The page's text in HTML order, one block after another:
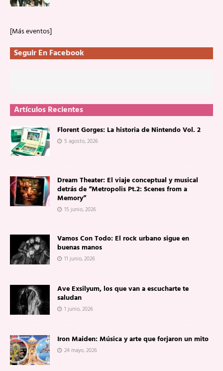
[Más eventos]
Seguir En Facebook
Artículos Recientes
Florent Gorges: La historia de Nintendo Vol. 2
5 agosto, 2026
Dream Theater: El viaje conceptual y musical
detrás de “Metropolis Pt.2: Scenes from a
Memory”
15 junio, 2026
Vamos Con Todo: El rock urbano sigue en
buenas manos
11 junio, 2026
Ave Exsilyum, los que van a escucharte te
saludan
1 junio, 2026
Iron Maiden: Música y arte que forjaron un mito
24 mayo, 2026